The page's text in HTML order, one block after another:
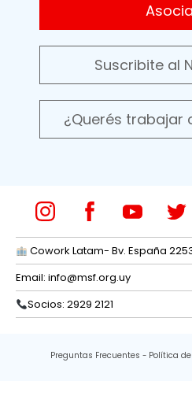
Suscribite al
¿Querés trabajar
Cowork Latam- Bv. España
Email: info@msf.org.uy
Socios: 2929 2121
Preguntas Frecuentes Política